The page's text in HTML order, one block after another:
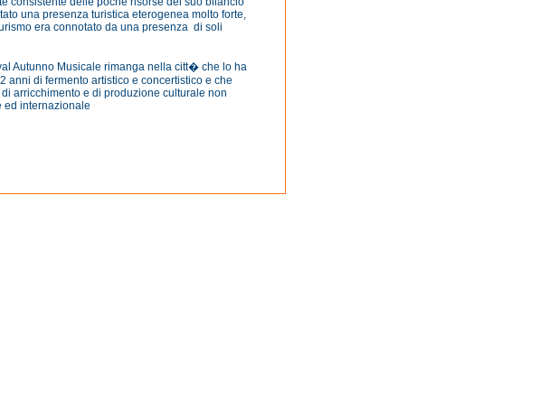
una presenza turistica eterogenea molto forte,
era connotato da una presenza di soli
Autunno Musicale rimanga nella citt� che lo ha
anni di fermento artistico e concertistico e che
arricchimento e di produzione culturale non
ed internazionale